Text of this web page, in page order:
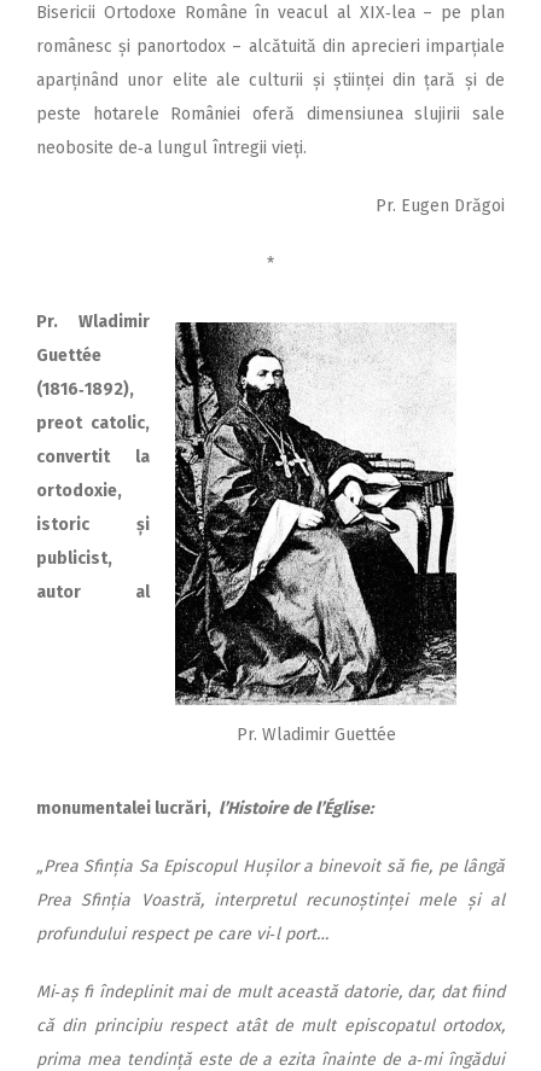
Bisericii Ortodoxe Române în veacul al XIX‑lea – pe plan
românesc și panortodox – alcătuită din aprecieri imparțiale
aparținând unor elite ale culturii și științei din țară și de
peste hotarele României oferă dimensiunea slujirii sale
neobosite de‑a lungul întregii vieți.
Pr. Eugen Drăgoi
*
Pr. Wladimir Guettée
Pr. Wladimir
Guettée
(1816‑1892),
preot catolic,
convertit la
ortodoxie,
istoric și
publicist,
autor al
monumentalei lucrări, l’Histoire de l’Église:
„Prea Sfinția Sa Episcopul Hușilor a binevoit să fie, pe lângă
Prea Sfinția Voastră, interpretul recunoștinței mele și al
profundului respect pe care vi‑l port…
Mi‑aș fi îndeplinit mai de mult această datorie, dar, dat fiind
că din principiu respect atât de mult episcopatul ortodox,
prima mea tendință este de a ezita înainte de a‑mi îngădui